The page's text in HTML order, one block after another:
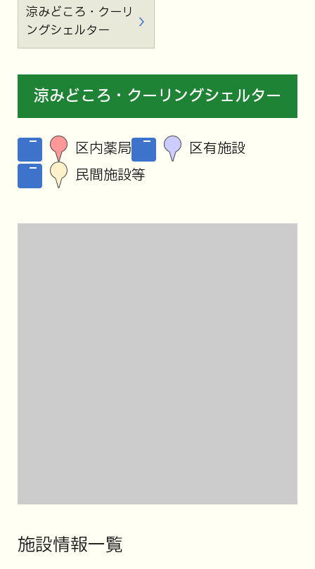
涼みどころ・クーリングシェルター
涼みどころ・クーリ
ングシェルター
区内薬局
区有施設
民間施設等
施設情報一覧